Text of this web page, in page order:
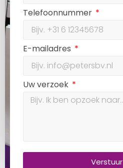
Telefoonnummer
E-mailadres
Uw verzoek